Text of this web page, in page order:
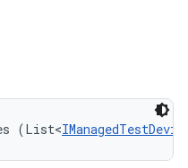
(List<